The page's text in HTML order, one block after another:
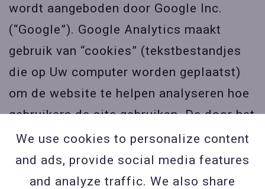
wordt aangeboden door Google Inc.
(“Google”). Google Analytics maakt
gebruik van “cookies” (tekstbestandjes
die op Uw computer worden geplaatst)
om de website te helpen analyseren hoe
gebruikers de site gebruiken. De door het
cookie gegenereerde informatie over Uw
gebruik van de website (met inbegrip van
Uw IPadres) wordt overgebracht naar en
We use cookies to personalize content
and ads, provide social media features
and analyze traffic. We also share